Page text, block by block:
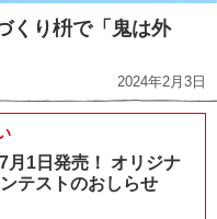
くり枡で「鬼は外
2024年2月3日
月1日発売！ オリジナ
テストのおしらせ